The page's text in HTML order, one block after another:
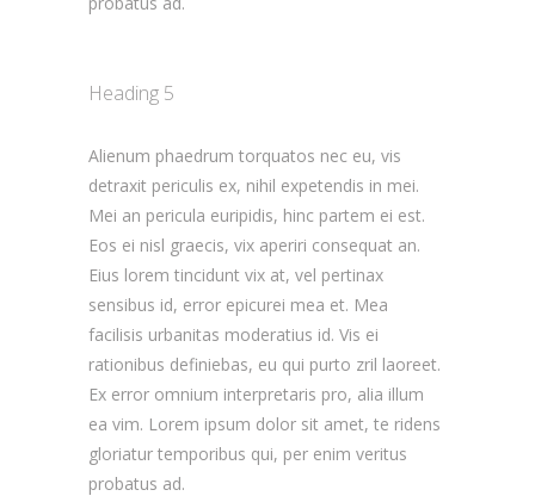
Heading 5
Alienum phaedrum torquatos nec eu, vis
detraxit periculis ex, nihil expetendis in mei.
Mei an pericula euripidis, hinc partem ei est.
Eos ei nisl graecis, vix aperiri consequat an.
Eius lorem tincidunt vix at, vel pertinax
sensibus id, error epicurei mea et. Mea
facilisis urbanitas moderatius id. Vis ei
rationibus definiebas, eu qui purto zril laoreet.
Ex error omnium interpretaris pro, alia illum
ea vim. Lorem ipsum dolor sit amet, te ridens
gloriatur temporibus qui, per enim veritus
probatus ad.